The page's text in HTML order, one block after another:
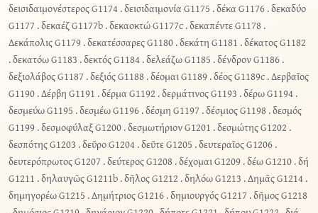
δεισιδαιμονέστερος G1174 .δεισιδαιμονία G1175 .δέκα G1176.δεκαδύο
G1177.δεκαέζ G1177b.δεκαοκτώ G1177c.δεκαπέντε G1178.
Δεκάπολις G1179.δεκατέσσαρες G1180.δεκάτη G1181 .δέκατος G1182
.δεκατόω G1183 .δεκτός G1184 .δελεάζω G1185 .δένδρον G1186.
δεξιολάβος G1187.δεξιός G1188.δέομαι G1189.δέος G1189c.Δερβαῖος
G1190.Δέρβη G1191 .δέρμα G1192 .δερμάτινος G1193 .δέρω G1194 .
δεσμεύω G1195 .δεσμέω G1196.δέσμη G1197.δέσμιος G1198.δεσμός
G1199.δεσμοφύλαξ G1200.δεσμωτήριον G1201 .δεσμώτης G1202 .
δεσπότης G1203 .δεῦρο G1204 .δεῦτε G1205 .δευτεραῖος G1206.
δευτερόπρωτος G1207.δεύτερος G1208.δέχομαι G1209.δέω G1210.δή
G1211 .δηλαυγῶς G1211b.δῆλος G1212 .δηλόω G1213 .Δημᾶς G1214 .
δημηγορέω G1215 .Δημήτριος G1216.δημιουργός G1217.δῆμος G1218